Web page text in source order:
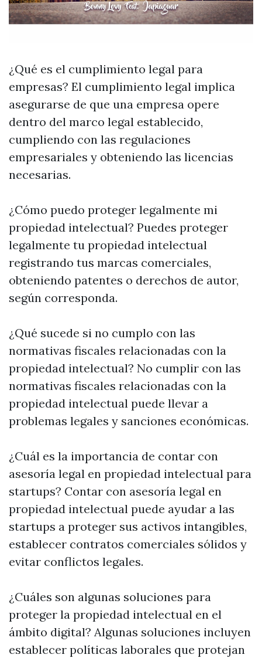
¿Qué es el cumplimiento legal para
empresas? El cumplimiento legal implica
asegurarse de que una empresa opere
dentro del marco legal establecido,
cumpliendo con las regulaciones
empresariales y obteniendo las licencias
necesarias.
¿Cómo puedo proteger legalmente mi
propiedad intelectual? Puedes proteger
legalmente tu propiedad intelectual
registrando tus marcas comerciales,
obteniendo patentes o derechos de autor,
según corresponda.
¿Qué sucede si no cumplo con las
normativas fiscales relacionadas con la
propiedad intelectual? No cumplir con las
normativas fiscales relacionadas con la
propiedad intelectual puede llevar a
problemas legales y sanciones económicas.
¿Cuál es la importancia de contar con
asesoría legal en propiedad intelectual para
startups? Contar con asesoría legal en
propiedad intelectual puede ayudar a las
startups a proteger sus activos intangibles,
establecer contratos comerciales sólidos y
evitar conflictos legales.
¿Cuáles son algunas soluciones para
proteger la propiedad intelectual en el
ámbito digital? Algunas soluciones incluyen
establecer políticas laborales que protejan